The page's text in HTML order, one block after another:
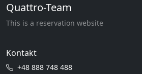
Quattro-Team
This is a reservation website
Kontakt
+48 888 748 488